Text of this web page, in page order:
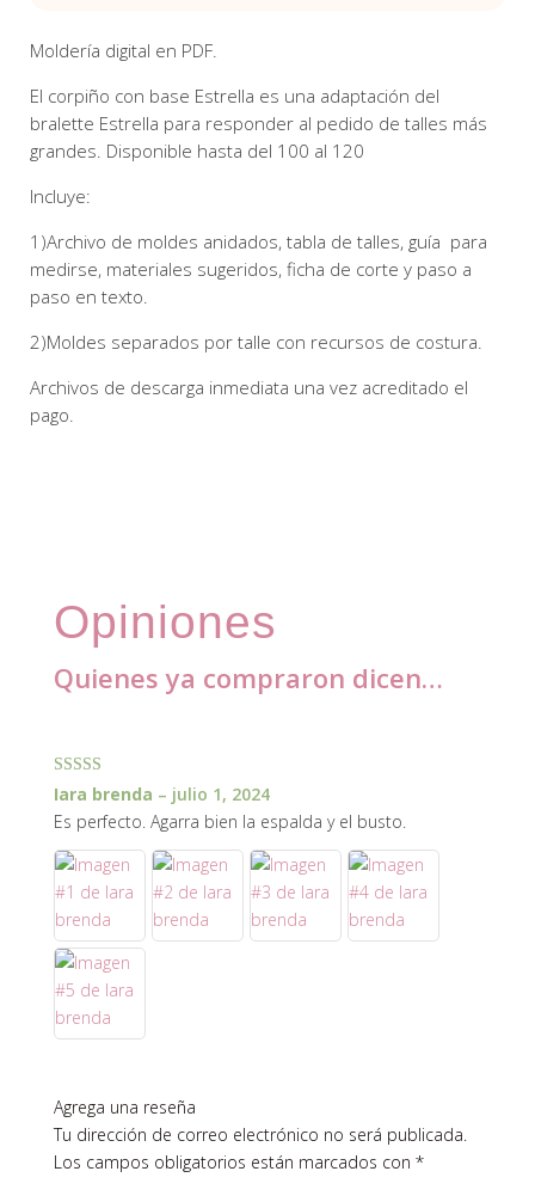
Moldería digital en PDF.
El corpiño con base Estrella es una adaptación del
bralette Estrella para responder al pedido de talles más
grandes. Disponible hasta del 100 al 120
Incluye:
1)Archivo de moldes anidados, tabla de talles, guía para
medirse, materiales sugeridos, ficha de corte y paso a
paso en texto.
2)Moldes separados por talle con recursos de costura.
Archivos de descarga inmediata una vez acreditado el
pago.
Opiniones
Quienes ya compraron dicen…
Valorado con
5de 5
Iara brenda – julio 1, 2024
Es perfecto. Agarra bien la espalda y el busto.
Agrega una reseña
Tu dirección de correo electrónico no será publicada.
Los campos obligatorios están marcados con *